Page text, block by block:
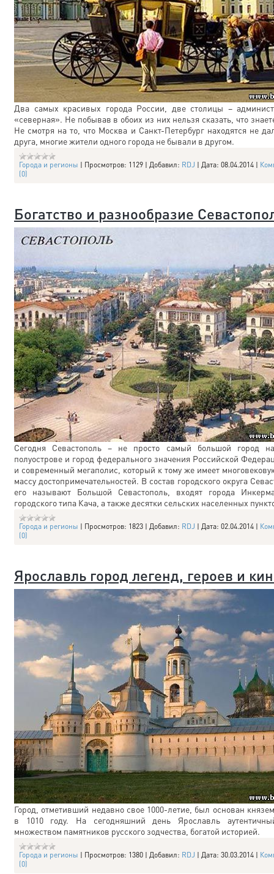
Два самых красивых города России, две столицы –
«северная». Не побывав в обоих из них нельзя сказать, что
Не смотря на то, что Москва и Санкт-Петербург находятся не
друга, многие жители одного города не бывали в другом.
Города и регионы | Просмотров: 1129 | Добавил: RDJ | Дата: 08.04.2014 |
(0)
Богатство и разнообразие
Сегодня Севастополь – не просто самый большой город
полуострове и город федерального значения Российской
и современный мегаполис, который к тому же имеет
массу достопримечательностей. В состав городского округа
его называют Большой Севастополь, входят города
городского типа Кача, а также десятки сельских населенных
Города и регионы | Просмотров: 1823 | Добавил: RDJ | Дата: 02.04.2014 |
(0)
Ярославль город легенд, героев и
Город, отметивший недавно свое 1000-летие, был основан
в 1010 году. На сегодняшний день Ярославль
множеством памятников русского зодчества, богатой историей.
Города и регионы | Просмотров: 1380 | Добавил: RDJ | Дата: 30.03.2014 |
(0)